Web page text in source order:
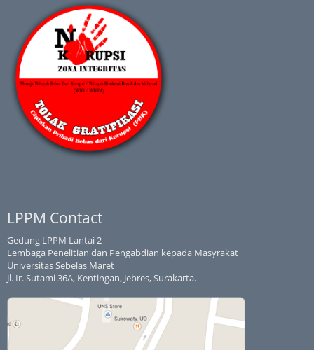
LPPM Contact
Gedung LPPM Lantai 2
Lembaga Penelitian dan Pengabdian kepada Masyrakat
Universitas Sebelas Maret
Jl. Ir. Sutami 36A, Kentingan, Jebres, Surakarta.